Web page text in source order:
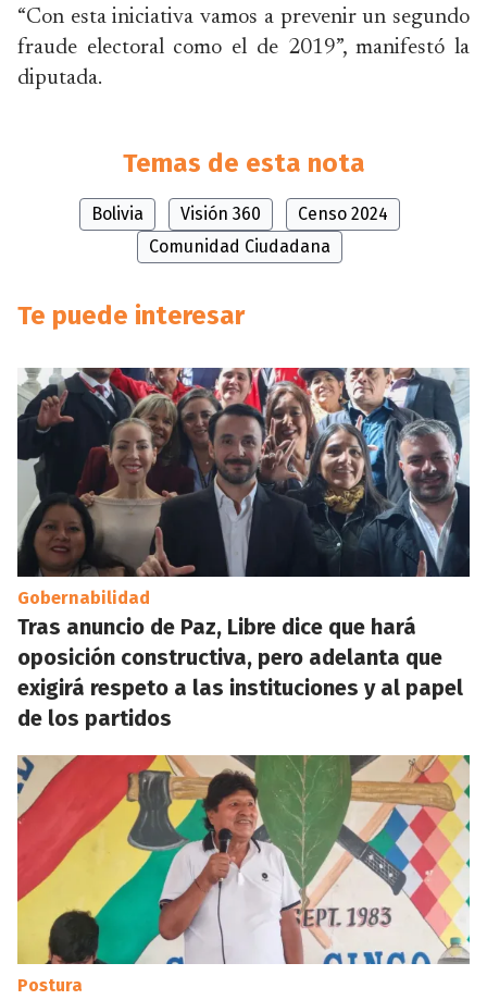
“Con esta iniciativa vamos a prevenir un segundo
fraude electoral como el de 2019”, manifestó la
diputada.
Temas de esta nota
Bolivia Visión 360
Censo 2024
Comunidad Ciudadana
Te puede interesar
Gobernabilidad
Tras anuncio de Paz, Libre dice que hará
oposición constructiva, pero adelanta que
exigirá respeto a las instituciones y al papel
de los partidos
Postura